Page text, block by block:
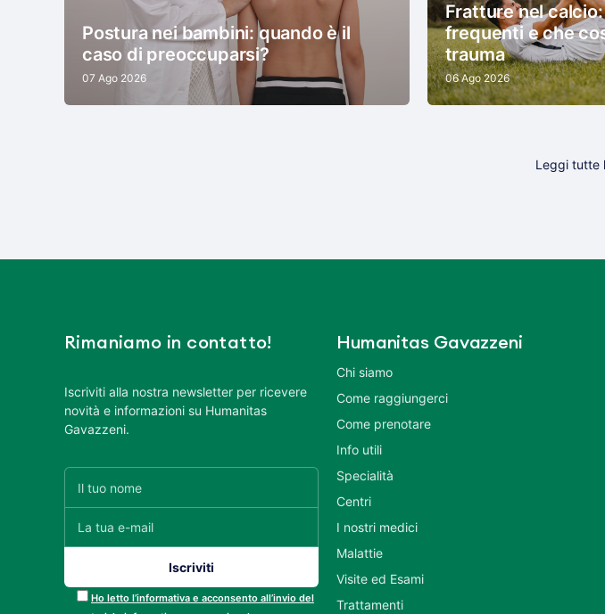
Postura nei bambini: quando è il
caso di preoccuparsi?
07 Ago 2026
Fratture nel
frequenti e che
trauma
06 Ago 2026
Leggi tutte
Rimaniamo in contatto!
Iscriviti alla nostra newsletter per ricevere
novità e informazioni su Humanitas
Gavazzeni.
Ho letto l’informativa e acconsento all’invio del
Humanitas Gavazzeni
Chi siamo
Come raggiungerci
Come prenotare
Info utili
Specialità
Centri
I nostri medici
Malattie
Visite ed Esami
Trattamenti